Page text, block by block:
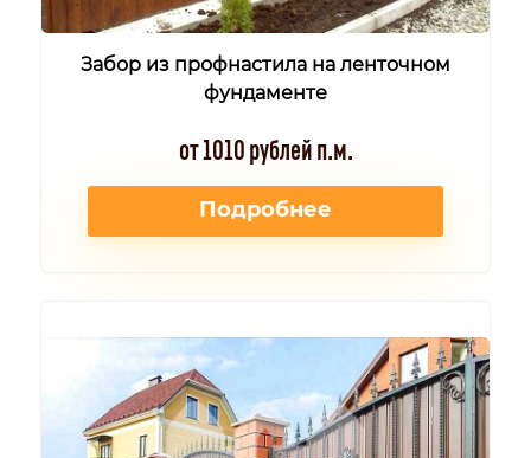
Забор из профнастила на ленточном
фундаменте
от 1010 рублей п.м.
Подробнее